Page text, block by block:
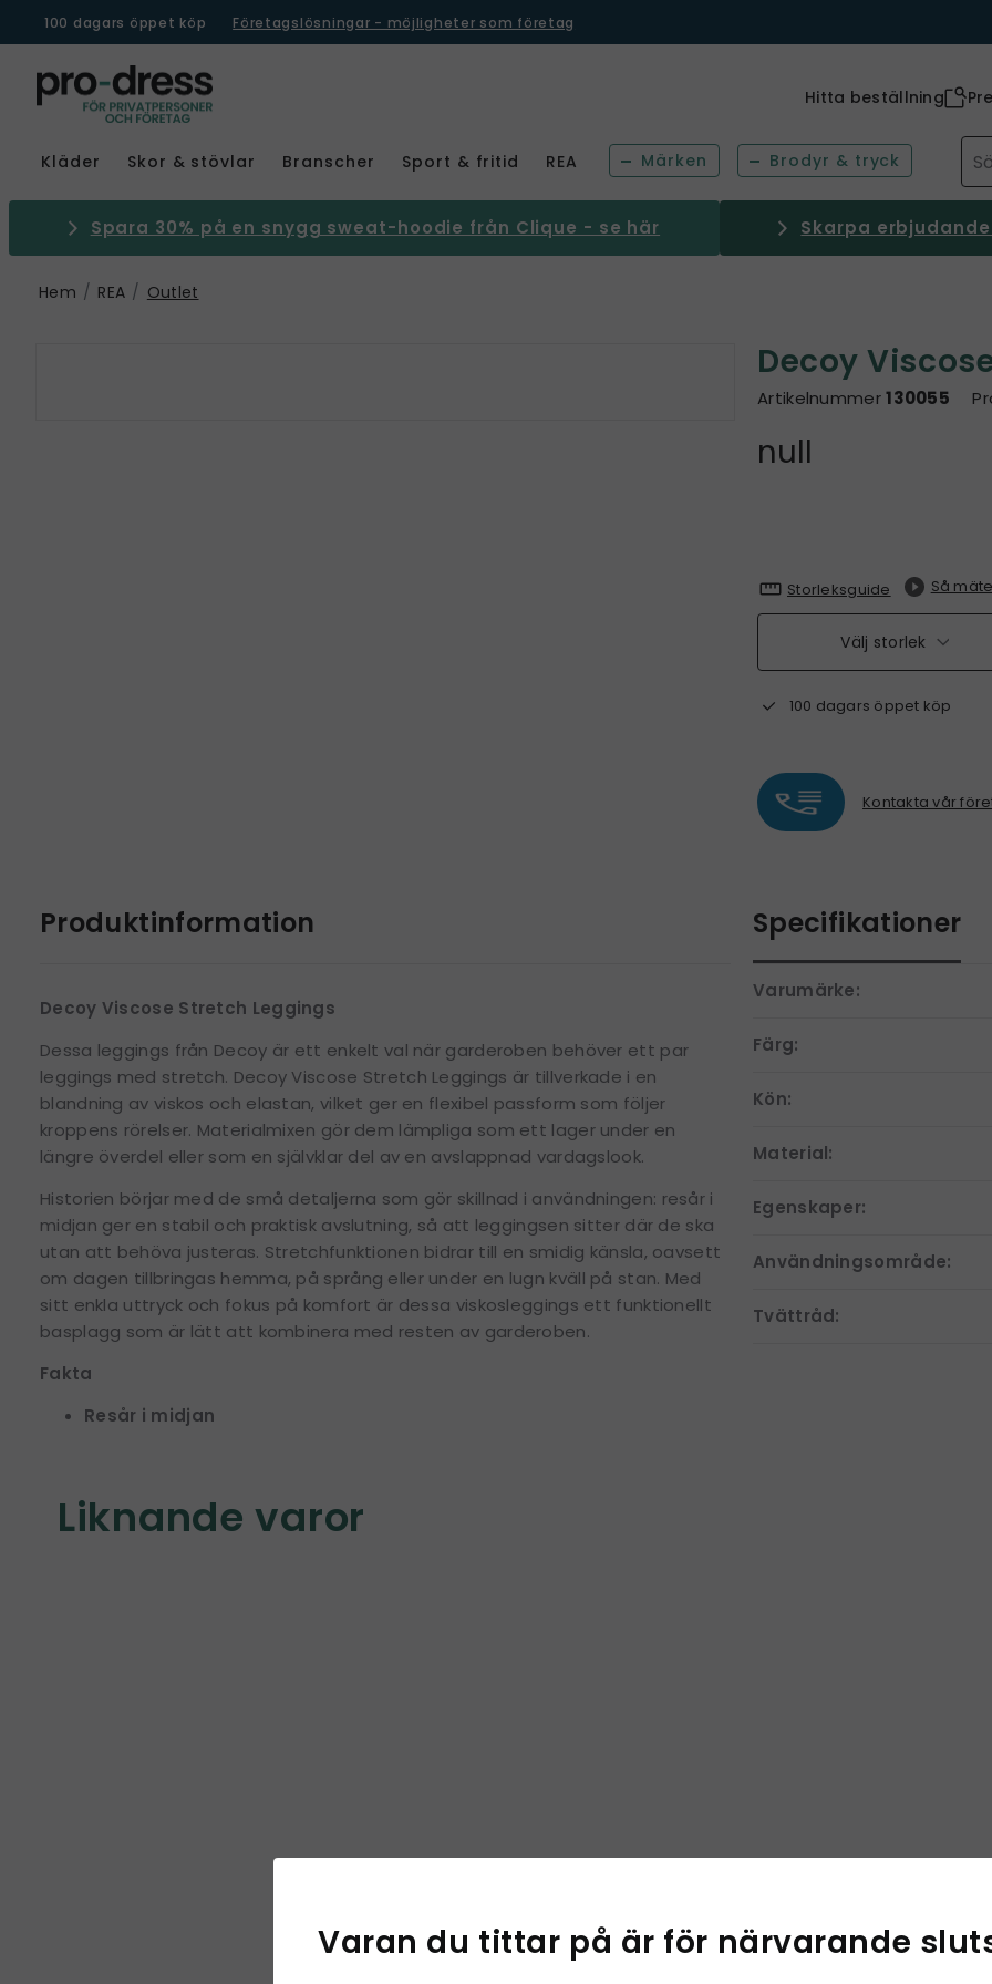
100 dagars öppet köp Företagslösningar - möjligheter som företag
Hitta beställning
Kläder Skor & stövlar Branscher Sport & fritid REA Märken Brodyr & tryck
Spara 30% på en snygg sweat-hoodie från Clique - se här Skarpa
Hem REA Outlet
Decoy
Artikelnummer130055
null
Storleksguide Så
Välj storlek
100 dagars öppet köp
Kontakta vår
Produktinformation
Decoy Viscose Stretch Leggings
Dessa leggings från Decoy är ett enkelt val när garderoben behöver ett par
leggings med stretch. Decoy Viscose Stretch Leggings är tillverkade i en
blandning av viskos och elastan, vilket ger en flexibel passform som följer
kroppens rörelser. Materialmixen gör dem lämpliga som ett lager under en
längre överdel eller som en självklar del av en avslappnad vardagslook.
Historien börjar med de små detaljerna som gör skillnad i användningen: resår i
midjan ger en stabil och praktisk avslutning, så att leggingsen sitter där de ska
utan att behöva justeras. Stretchfunktionen bidrar till en smidig känsla, oavsett
om dagen tillbringas hemma, på språng eller under en lugn kväll på stan. Med
sitt enkla uttryck och fokus på komfort är dessa viskosleggings ett funktionellt
basplagg som är lätt att kombinera med resten av garderoben.
Fakta
Resår i midjan
Specifikationer
Varumärke:
Färg:
Kön:
Material:
Egenskaper:
Användningsområde:
Tvättråd:
Liknande varor
Varan du tittar på är för närvarande